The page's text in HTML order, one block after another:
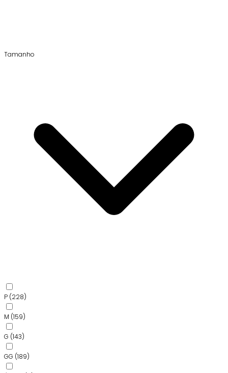
Tamanho
P (228)
M (159)
G (143)
GG (189)